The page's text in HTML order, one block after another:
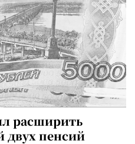
расширить
двух пенсий